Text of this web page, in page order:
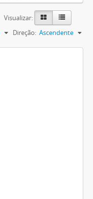
Visualizar:
Direção: Ascendente